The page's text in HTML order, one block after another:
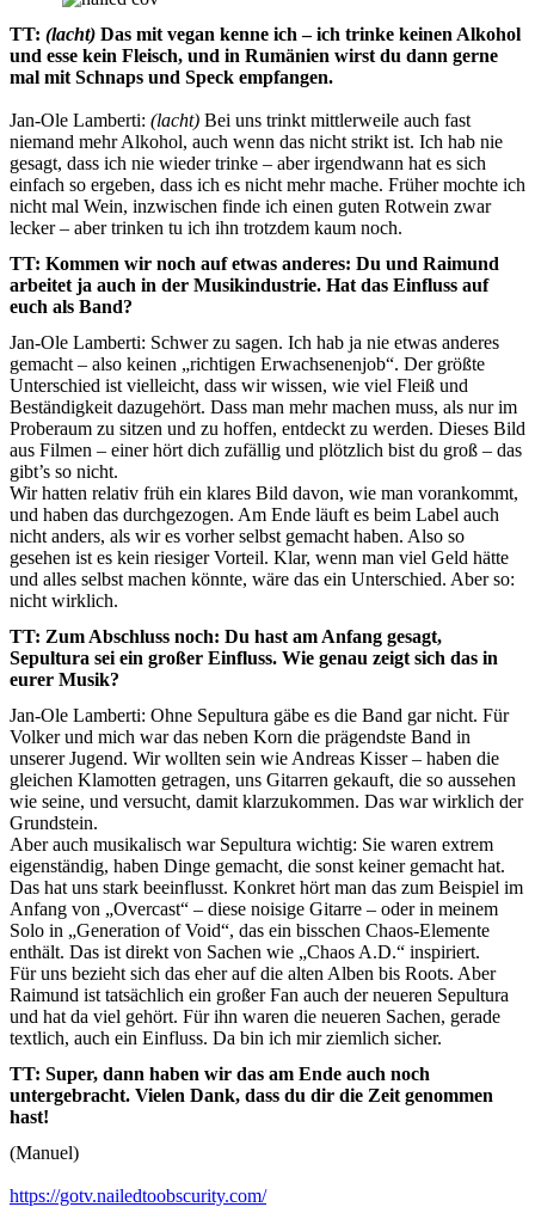
TT: (lacht) Das mit vegan kenne ich – ich trinke keinen Alkohol
und esse kein Fleisch, und in Rumänien wirst du dann gerne
mal mit Schnaps und Speck empfangen.
Jan-Ole Lamberti: (lacht) Bei uns trinkt mittlerweile auch fast
niemand mehr Alkohol, auch wenn das nicht strikt ist. Ich hab nie
gesagt, dass ich nie wieder trinke – aber irgendwann hat es sich
einfach so ergeben, dass ich es nicht mehr mache. Früher mochte ich
nicht mal Wein, inzwischen finde ich einen guten Rotwein zwar
lecker – aber trinken tu ich ihn trotzdem kaum noch.
TT: Kommen wir noch auf etwas anderes: Du und Raimund
arbeitet ja auch in der Musikindustrie. Hat das Einfluss auf
euch als Band?
Jan-Ole Lamberti: Schwer zu sagen. Ich hab ja nie etwas anderes
gemacht – also keinen „richtigen Erwachsenenjob“. Der größte
Unterschied ist vielleicht, dass wir wissen, wie viel Fleiß und
Beständigkeit dazugehört. Dass man mehr machen muss, als nur im
Proberaum zu sitzen und zu hoffen, entdeckt zu werden. Dieses Bild
aus Filmen – einer hört dich zufällig und plötzlich bist du groß – das
gibt’s so nicht.
Wir hatten relativ früh ein klares Bild davon, wie man vorankommt,
und haben das durchgezogen. Am Ende läuft es beim Label auch
nicht anders, als wir es vorher selbst gemacht haben. Also so
gesehen ist es kein riesiger Vorteil. Klar, wenn man viel Geld hätte
und alles selbst machen könnte, wäre das ein Unterschied. Aber so:
nicht wirklich.
TT: Zum Abschluss noch: Du hast am Anfang gesagt,
Sepultura sei ein großer Einfluss. Wie genau zeigt sich das in
eurer Musik?
Jan-Ole Lamberti: Ohne Sepultura gäbe es die Band gar nicht. Für
Volker und mich war das neben Korn die prägendste Band in
unserer Jugend. Wir wollten sein wie Andreas Kisser – haben die
gleichen Klamotten getragen, uns Gitarren gekauft, die so aussehen
wie seine, und versucht, damit klarzukommen. Das war wirklich der
Grundstein.
Aber auch musikalisch war Sepultura wichtig: Sie waren extrem
eigenständig, haben Dinge gemacht, die sonst keiner gemacht hat.
Das hat uns stark beeinflusst. Konkret hört man das zum Beispiel im
Anfang von „Overcast“ – diese noisige Gitarre – oder in meinem
Solo in „Generation of Void“, das ein bisschen Chaos-Elemente
enthält. Das ist direkt von Sachen wie „Chaos A.D.“ inspiriert.
Für uns bezieht sich das eher auf die alten Alben bis Roots. Aber
Raimund ist tatsächlich ein großer Fan auch der neueren Sepultura
und hat da viel gehört. Für ihn waren die neueren Sachen, gerade
textlich, auch ein Einfluss. Da bin ich mir ziemlich sicher.
TT: Super, dann haben wir das am Ende auch noch
untergebracht. Vielen Dank, dass du dir die Zeit genommen
hast!
(Manuel)
https://gotv.nailedtoobscurity.com/